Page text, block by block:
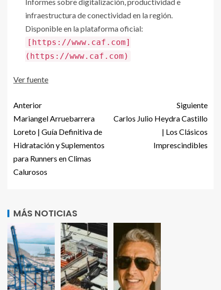
Informes sobre digitalización, productividad e
infraestructura de conectividad en la región.
Disponible en la plataforma oficial:
[https://www.caf.com]
(https://www.caf.com)
Ver fuente
Anterior
Mariangel Arruebarrera
Loreto | Guía Definitiva de
Hidratación y Suplementos
para Runners en Climas
Calurosos
Siguiente
Carlos Julio Heydra Castillo
| Los Clásicos
Imprescindibles
MÁS NOTICIAS